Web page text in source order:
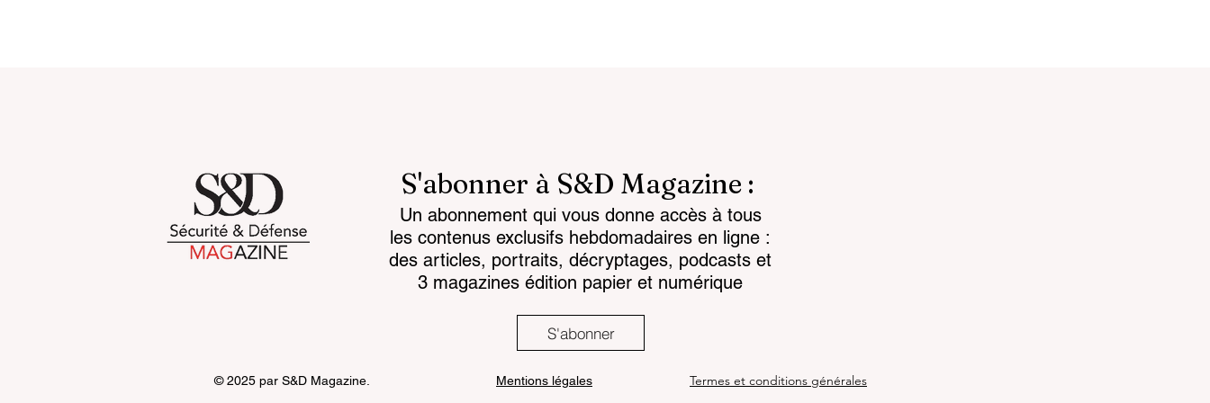
Customs 2030: a new era
Cognitive battlespace the
CCP's war for the mind
Chemical regulations: the
challenge facing land-
based armaments
S'abonner à S&D Magazine :
Un abonnement qui vous donne accès à tous
les contenus exclusifs hebdomadaires en ligne :
des articles, portraits, décryptages, podcasts et
3 magazines édition papier et numérique
S'abonner
Mentions légales
© 2025 par S&D Magazine. Termes et conditions générales